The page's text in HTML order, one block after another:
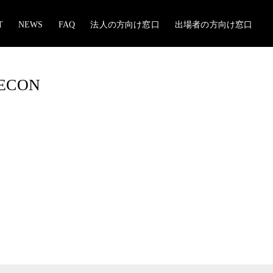
NEWS FAQ 法人の方向け窓口 出場者の方向け窓口